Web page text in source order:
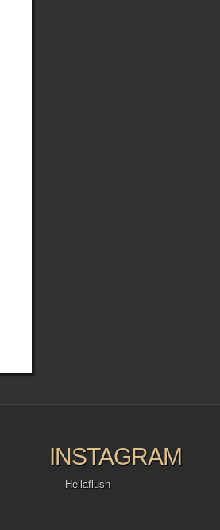
INSTAGRAM
Hellaflush